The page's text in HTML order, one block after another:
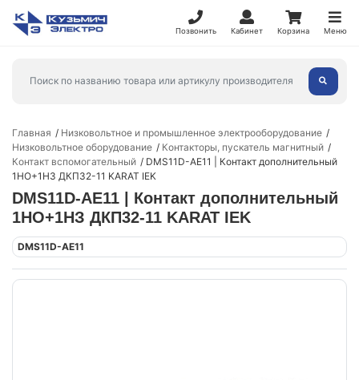
Позвонить Кабинет Корзина Меню
Главная
Низковольтное и промышленное электрооборудование
Низковольтное оборудование
Контакторы, пускатель магнитный
Контакт вспомогательный
DMS11D-AE11 | Контакт дополнительный
1НО+1НЗ ДКП32-11 KARAT IEK
DMS11D-AE11 | Контакт дополнительный
1НО+1НЗ ДКП32-11 KARAT IEK
DMS11D-AE11